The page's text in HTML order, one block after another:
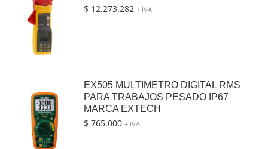
$ 12.273.282 + IVA
EX505 MULTIMETRO DIGITAL RMS
PARA TRABAJOS PESADO IP67
MARCA EXTECH
$ 765.000 + IVA